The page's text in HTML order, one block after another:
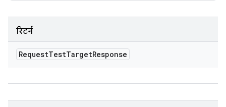
रिटर्न
RequestTestTargetResponse